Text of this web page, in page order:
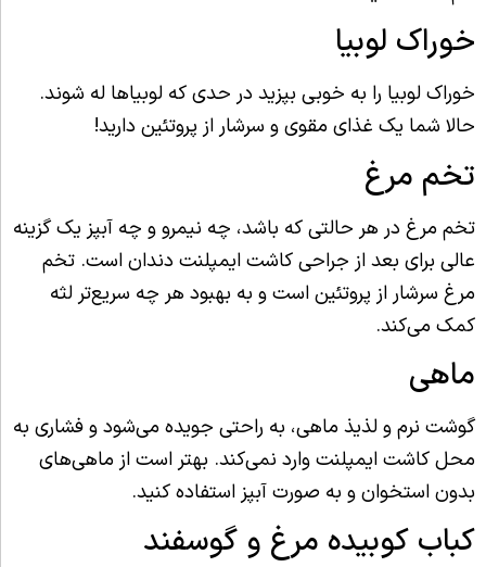
خوراک لوبیا
خوراک لوبیا را به خوبی بپزید در حدی که لوبیاها له شوند.
حالا شما یک غذای مقوی و سرشار از پروتئین دارید!
تخم مرغ
تخم مرغ در هر حالتی که باشد، چه نیمرو و چه آبپز یک گزینه
عالی برای بعد از جراحی کاشت ایمپلنت دندان است. تخم
مرغ سرشار از پروتئین است و به بهبود هر چه سریع‌تر لثه
کمک می‌کند.
ماهی
گوشت نرم و لذیذ ماهی، به راحتی جویده می‌شود و فشاری به
محل کاشت ایمپلنت وارد نمی‌کند. بهتر است از ماهی‌های
بدون استخوان و به صورت آبپز استفاده کنید.
کباب کوبیده مرغ و گوسفند